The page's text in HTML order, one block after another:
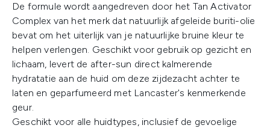
De formule wordt aangedreven door het Tan Activator
Complex van het merk dat natuurlijk afgeleide buriti-olie
bevat om het uiterlijk van je natuurlijke bruine kleur te
helpen verlengen. Geschikt voor gebruik op gezicht en
lichaam, levert de after-sun direct kalmerende
hydratatie aan de huid om deze zijdezacht achter te
laten en geparfumeerd met Lancaster's kenmerkende
geur.
Geschikt voor alle huidtypes, inclusief de gevoelige